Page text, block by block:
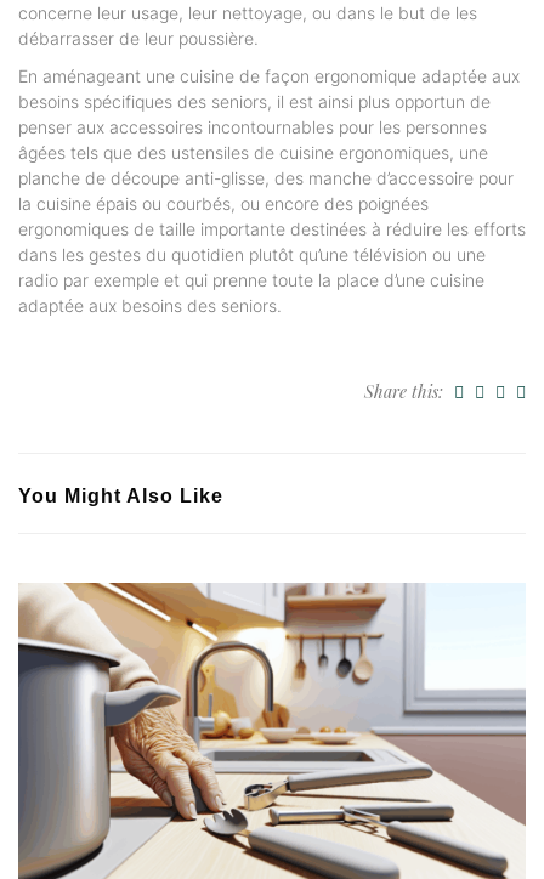
concerne leur usage, leur nettoyage, ou dans le but de les
débarrasser de leur poussière.
En aménageant une cuisine de façon ergonomique adaptée aux
besoins spécifiques des seniors, il est ainsi plus opportun de
penser aux accessoires incontournables pour les personnes
âgées tels que des ustensiles de cuisine ergonomiques, une
planche de découpe anti-glisse, des manche d’accessoire pour
la cuisine épais ou courbés, ou encore des poignées
ergonomiques de taille importante destinées à réduire les efforts
dans les gestes du quotidien plutôt qu’une télévision ou une
radio par exemple et qui prenne toute la place d’une cuisine
adaptée aux besoins des seniors.
Share this:
You Might Also Like